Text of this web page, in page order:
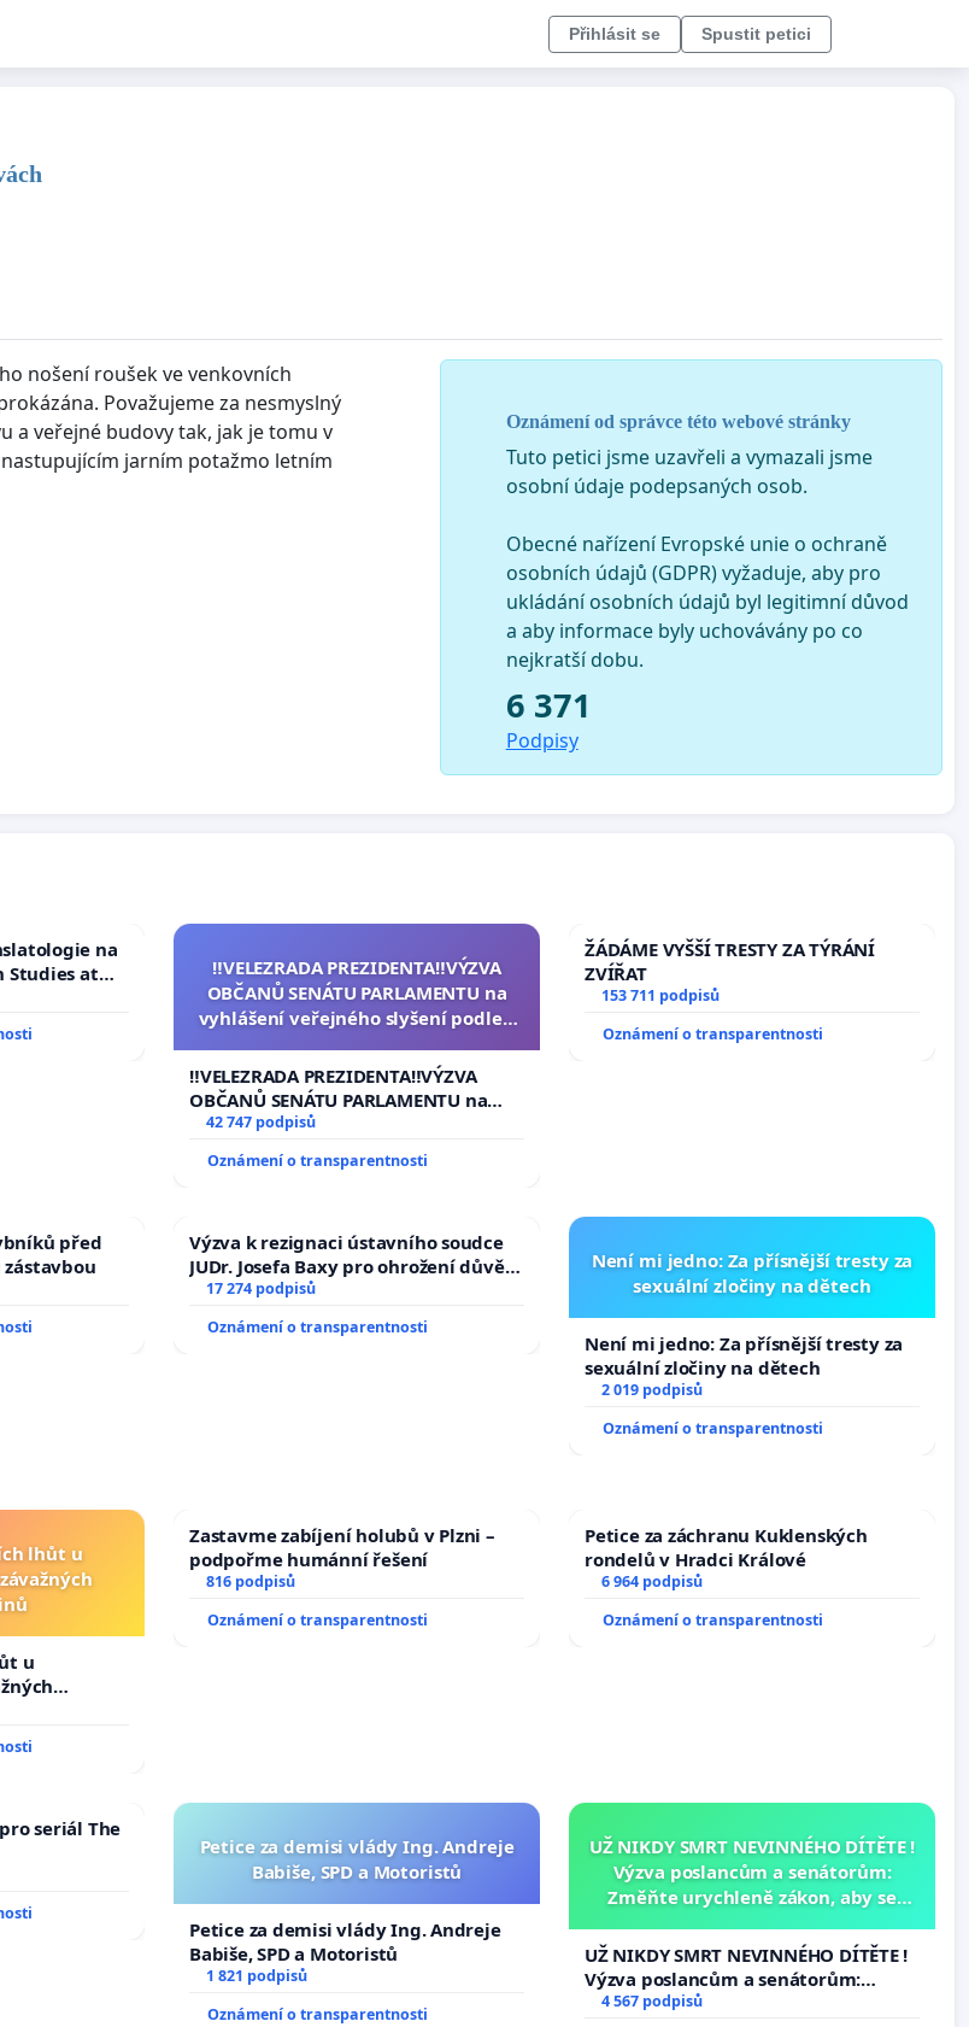
Přihlásit se Spustit petici
nošení roušek ve venkovních
Považujeme za nesmyslný
a veřejné budovy tak, jak je tomu v
jarním potažmo letním
Oznámení od správce této webové stránky
Tuto petici jsme uzavřeli a vymazali jsme
osobní údaje podepsaných osob.
Obecné nařízení Evropské unie o ochraně
osobních údajů (GDPR) vyžaduje, aby pro
ukládání osobních údajů byl legitimní důvod
a aby informace byly uchovávány po co
nejkratší dobu.
6 371
Podpisy
na
Studies at
‼️VELEZRADA PREZIDENTA‼️VÝZVA
OBČANŮ SENÁTU PARLAMENTU na
vyhlášení veřejného slyšení podle §
na přijetí usnesení k podání ústavní
žaloby na prezidenta republiky
‼️VELEZRADA PREZIDENTA‼️VÝZVA
OBČANŮ SENÁTU PARLAMENTU na
vyhlášení veřejného slyšení podle §
na přijetí usnesení k podání ústavní
42 747 podpisů
Oznámení o transparentnosti
ŽÁDÁME VYŠŠÍ TRESTY ZA TÝRÁNÍ
ZVÍŘAT
153 711 podpisů
Oznámení o transparentnosti
před
Výzva k rezignaci ústavního soudce
JUDr. Josefa Baxy pro ohrožení důvěry
ve spravedlivý proces
17 274 podpisů
Oznámení o transparentnosti
Není mi jedno: Za přísnější tresty za
sexuální zločiny na dětech
Není mi jedno: Za přísnější tresty za
sexuální zločiny na dětech
2 019 podpisů
Oznámení o transparentnosti
lhůt u
u
Zastavme zabíjení holubů v Plzni –
podpořme humánní řešení
816 podpisů
Oznámení o transparentnosti
Petice za záchranu Kuklenských
rondelů v Hradci Králové
6 964 podpisů
Oznámení o transparentnosti
seriál The
Petice za demisi vlády Ing. Andreje
Babiše, SPD a Motoristů
Petice za demisi vlády Ing. Andreje
Babiše, SPD a Motoristů
1 821 podpisů
Oznámení o transparentnosti
UŽ NIKDY SMRT NEVINNÉHO DÍTĚTE !
Výzva poslancům a senátorům:
Změňte urychleně zákon, aby se
opakovat!
UŽ NIKDY SMRT NEVINNÉHO DÍTĚTE !
Výzva poslancům a senátorům:
Změňte urychleně zákon, aby se
4 567 podpisů